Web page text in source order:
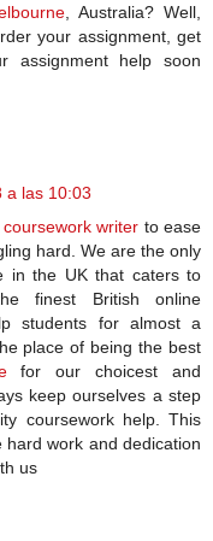
, Australia? Well,
your assignment, get
assignment help soon
a las 10:03
coursework writer to ease
hard. We are the only
in the UK that caters to
finest British online
students for almost a
place of being the best
for our choicest and
keep ourselves a step
coursework help. This
work and dedication
us